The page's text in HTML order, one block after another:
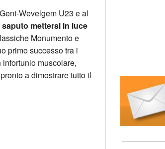
Wevelgem U23 e al
mettersi in luce
Monumento e
primo successo tra i
muscolare,
a dimostrare tutto il